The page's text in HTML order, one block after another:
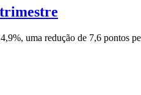
uma redução de 7,6 pontos